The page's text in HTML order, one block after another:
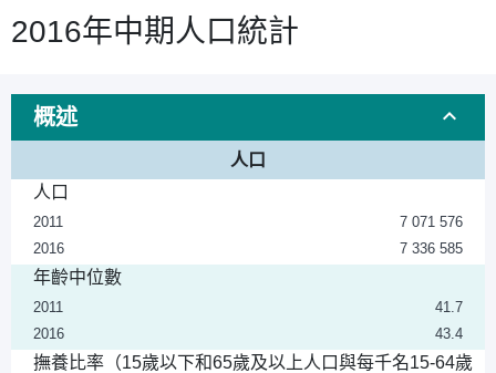
2016年中期人口統計
概述
人口
人口
2011
7 071 576
2016
7 336 585
年齡中位數
2011
41.7
2016
43.4
撫養比率（15歲以下和65歲及以上人口與每千名15-64歲